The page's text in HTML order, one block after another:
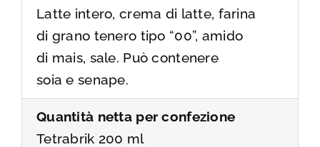
Latte intero, crema di latte, farina
di grano tenero tipo “00”, amido
di mais, sale. Può contenere
soia e senape.
Quantità netta per confezione
Tetrabrik 200 ml